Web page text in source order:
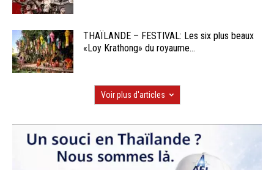
THAÏLANDE – FESTIVAL: Les six plus beaux
«Loy Krathong» du royaume...
Voir plus d'articles